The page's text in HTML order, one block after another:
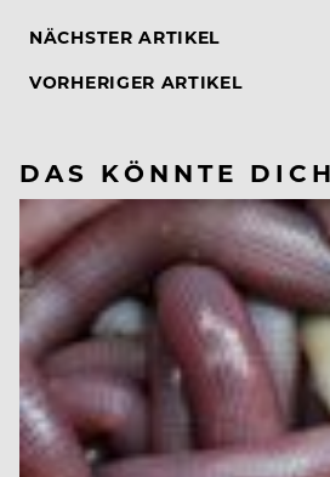
NÄCHSTER ARTIKEL
VORHERIGER ARTIKEL
DAS KÖNNTE